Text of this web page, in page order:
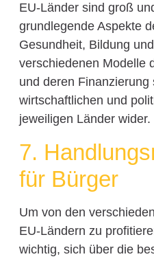
EU-Länder sind groß
grundlegende Aspekte
Gesundheit, Bildung
verschiedenen Modelle
und deren Finanzierung
wirtschaftlichen und
jeweiligen Länder wider.
7.
für Bürger
Um von den
EU-Ländern zu
wichtig, sich über die